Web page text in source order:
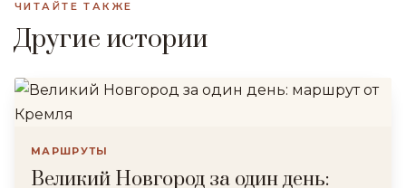
ЧИТАЙТЕ ТАКЖЕ
Другие истории
МАРШРУТЫ
Великий Новгород за один день: